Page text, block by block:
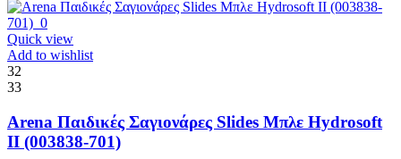
Quick view
Add to wishlist
32
33
Arena Παιδικές Σαγιονάρες Slides Μπλε Hydrosoft
II (003838-701)